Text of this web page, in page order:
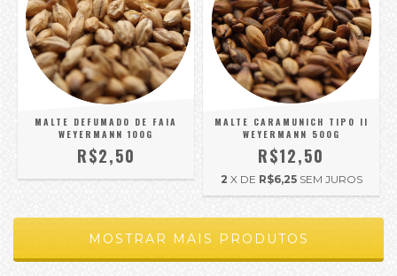
MALTE DEFUMADO DE FAIA
WEYERMANN 100G
R$2,50
MALTE CARAMUNICH TIPO II
WEYERMANN 500G
R$12,50
2 X DE R$6,25 SEM JUROS
MOSTRAR MAIS PRODUTOS